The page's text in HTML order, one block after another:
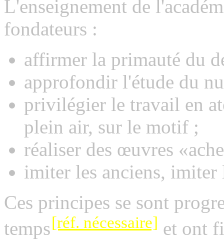
L'enseignement de
fondateurs :
affirmer la primauté du
approfondir l'étude du
privilégier le travail en
plein air, sur le motif ;
réaliser des œuvres
imiter les anciens, imiter
Ces principes se sont
temps[réf. nécessaire] et ont